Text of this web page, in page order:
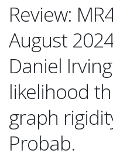
Review:
August
Daniel
likelihood
graph
Probab.